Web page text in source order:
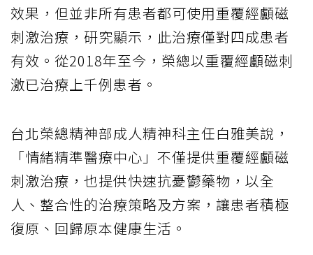
效果，但並非所有患者都可使用重覆經顱磁
刺激治療，研究顯示，此治療僅對四成患者
有效。從2018年至今，榮總以重覆經顱磁刺
激已治療上千例患者。
台北榮總精神部成人精神科主任白雅美說，
「情緒精準醫療中心」不僅提供重覆經顱磁
刺激治療，也提供快速抗憂鬱藥物，以全
人、整合性的治療策略及方案，讓患者積極
復原、回歸原本健康生活。